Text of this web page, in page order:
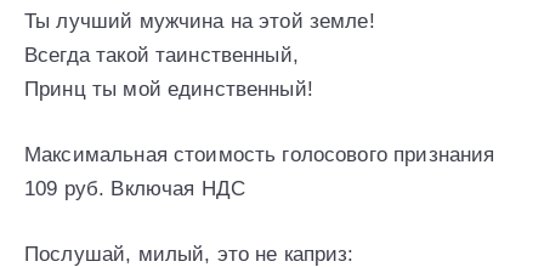
Ты лучший мужчина на этой земле!
Всегда такой таинственный,
Принц ты мой единственный!
Максимальная стоимость голосового признания
109 руб. Включая НДС
Послушай, милый, это не каприз: